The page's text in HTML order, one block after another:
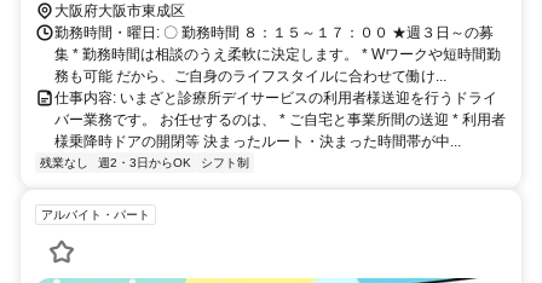
OK！
大阪府大阪市東成区
勤務時間・曜日: 〇 勤務時間 ８：１５～１７：００ ★週３日～の募
集 * 勤務時間は相談のうえ柔軟に決定します。 * Wワークや短時間勤
務も可能 だから、ご自身のライフスタイルに合わせて働け...
仕事内容: いまざと診療所デイサービスの利用者様送迎を行うドライ
バー業務です。 お任せするのは、 * ご自宅と事業所間の送迎 * 利用者
様乗降時ドアの開閉等 決まったルート・決まった時間帯が中...
残業なし 週2・3日からOK シフト制
アルバイト・パート